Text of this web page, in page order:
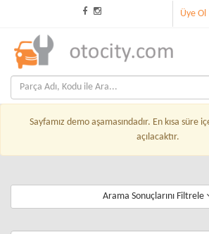
Üye Ol
Sayfamız demo aşamasındadır. En kısa süre
açılacaktır.
Arama Sonuçlarını Filtrele